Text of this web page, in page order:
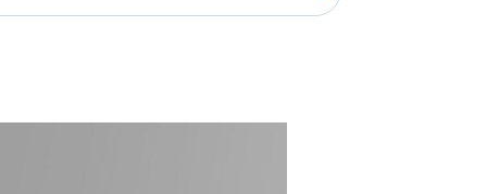
(Elige uno o varios modelos)
Precio